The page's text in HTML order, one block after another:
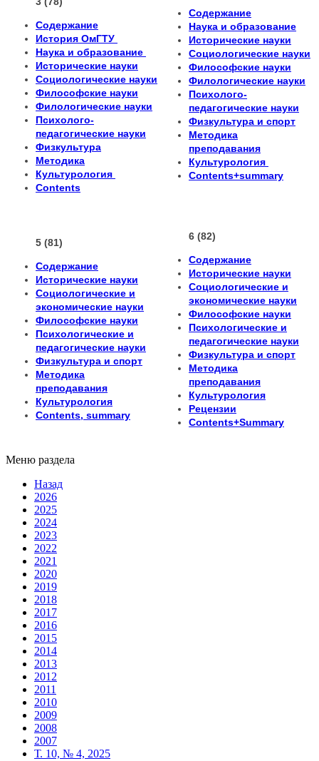
Содержание
История ОмГТУ
Наука и образование
Исторические науки
Социологические науки
Философские науки
Филологические науки
Психолого-
педагогические науки
Физкультура
Методика
Культурология
Сontents
Содержание
Наука и образование
Исторические науки
Социологические науки
Философские науки
Филологические науки
Психолого-
педагогические науки
Физкультура и спорт
Методика
преподавания
Культурология
Сontents+summary
5 (81)
Содержание
Исторические науки
Социологические и
экономические науки
Философские науки
Психологические и
педагогические науки
Физкультура и спорт
Методика
преподавания
Культурология
Сontents, summary
6 (82)
Содержание
Исторические науки
Социологические и
экономические науки
Философские науки
Психологические и
педагогические науки
Физкультура и спорт
Методика
преподавания
Культурология
Рецензии
Contents+Summary
Меню раздела
Назад
2026
2025
2024
2023
2022
2021
2020
2019
2018
2017
2016
2015
2014
2013
2012
2011
2010
2009
2008
2007
Т. 10, № 4, 2025